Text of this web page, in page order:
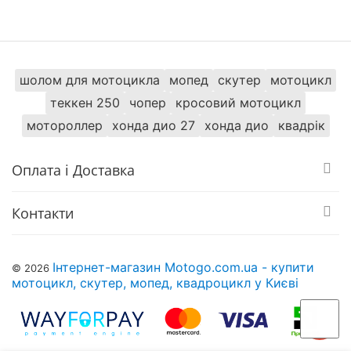
Київ, Дніпро, Одеса, Харків, Львів, Запоріжжя,
Вінниця, Кривий Ріг, Полтава, Черкаси,
Кропивницький, Рівне, Хмельницький, Кременчук,
Луцьк, Чернівці, Миколаїв, Івано -Франківськ,
шолом для мотоцикла мопед скутер
мотоцикл
теккен 250
чопер
кросовий мотоцикл
мотороллер
хонда дио 27 хонда дио квадрік
Оплата і Доставка
Контакти
© 2026 Інтернет-магазин Motogo.com.ua - купити
мотоцикл, скутер, мопед, квадроцикл у Києві